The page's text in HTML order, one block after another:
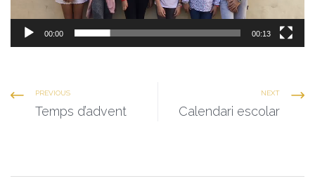
00:00 00:13
PREVIOUS
Temps d’advent
NEXT
Calendari escolar